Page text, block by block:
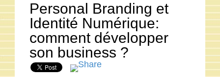
Personal Branding et
Identité Numérique:
comment développer
son business ?